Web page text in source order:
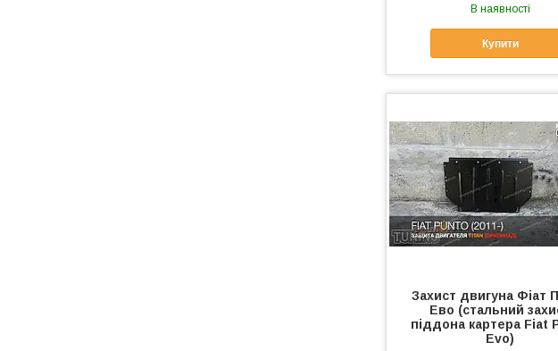
В наявності
Купити
Захист двигуна Фіат
Ево (стальний
піддона картера Fiat
Evo)